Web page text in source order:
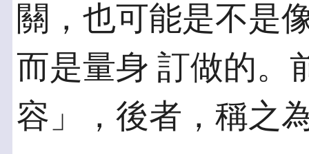
關，也可能是不是
而是量身 訂做的。
容」，後者，稱之